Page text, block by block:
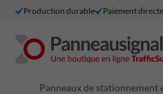
Production durable Paiement
Panneaux de stationnement